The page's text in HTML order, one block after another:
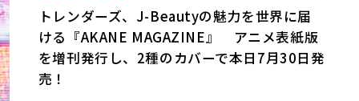
トレンダーズ、J-Beautyの魅力を世界に届
ける『AKANE MAGAZINE』 アニメ表紙版
を増刊発行し、2種のカバーで本日7月30日発
売！